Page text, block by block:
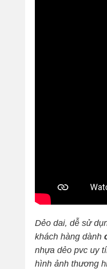
Dẻo dai, dễ sử
khách hàng dành
nhựa dẻo pvc uy
hình ảnh thương